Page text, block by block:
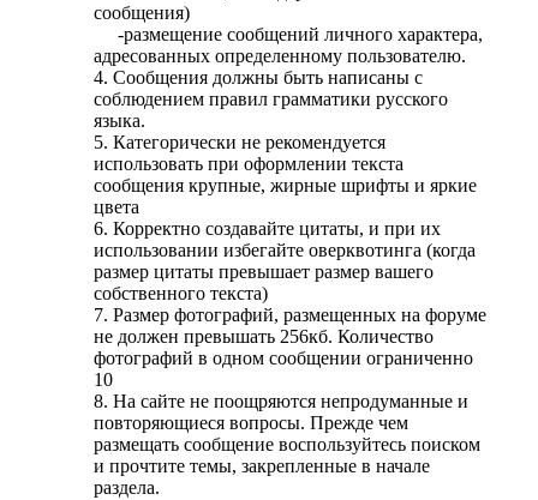
сообщения)
-размещение сообщений личного характера,
адресованных определенному пользователю.
4. Сообщения должны быть написаны с
соблюдением правил грамматики русского
языка.
5. Категорически не рекомендуется
использовать при оформлении текста
сообщения крупные, жирные шрифты и яркие
цвета
6. Корректно создавайте цитаты, и при их
использовании избегайте оверквотинга (когда
размер цитаты превышает размер вашего
собственного текста)
7. Размер фотографий, размещенных на форуме
не должен превышать 256кб. Количество
фотографий в одном сообщении ограниченно
10
8. На сайте не поощряются непродуманные и
повторяющиеся вопросы. Прежде чем
размещать сообщение воспользуйтесь поиском
и прочтите темы, закрепленные в начале
раздела.